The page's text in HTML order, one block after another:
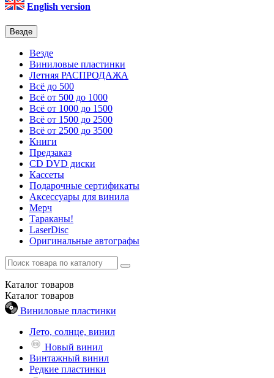
English version
Везде
Везде
Виниловые пластинки
Летняя РАСПРОДАЖА
Всё до 500
Всё от 500 до 1000
Всё от 1000 до 1500
Всё от 1500 до 2500
Всё от 2500 до 3500
Книги
Предзаказ
CD DVD диски
Кассеты
Подарочные сертификаты
Аксессуары для винила
Мерч
Тараканы!
LaserDisc
Оригинальные автографы
Каталог товаров
Каталог товаров
Виниловые пластинки
Лето, солнце, винил
Новый винил
Винтажный винил
Редкие пластинки